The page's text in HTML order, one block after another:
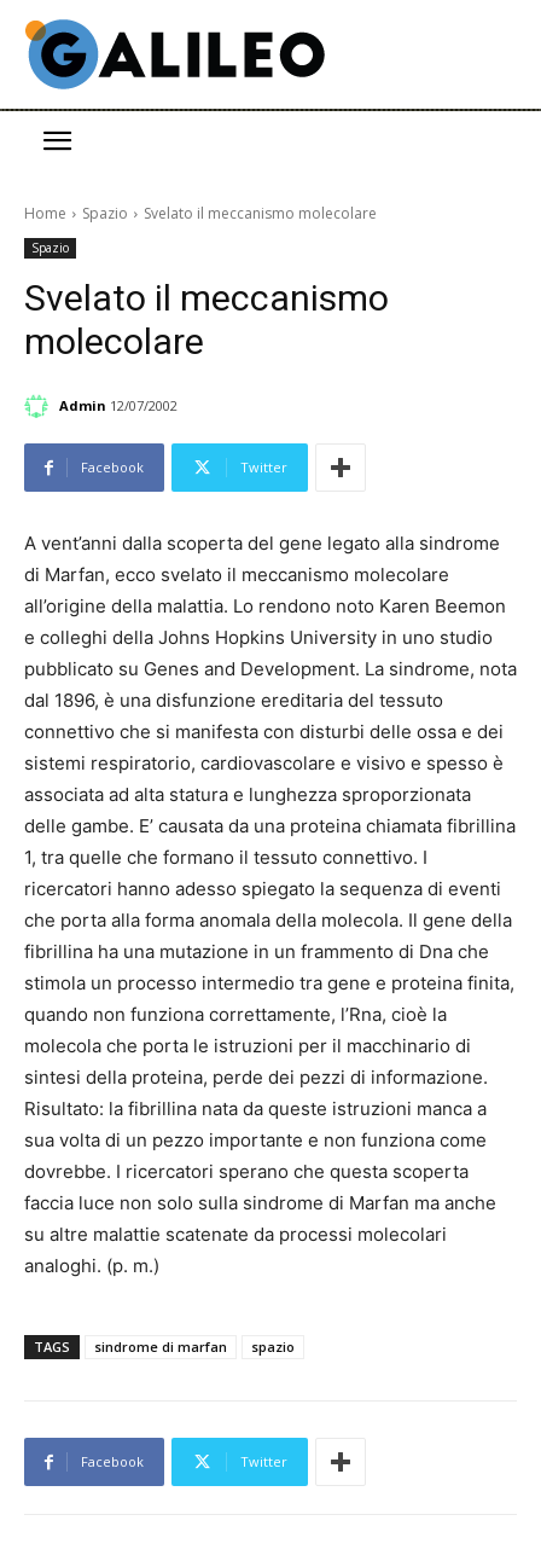
Home Spazio Svelato il meccanismo molecolare
Spazio
Svelato il meccanismo
molecolare
Admin 12/07/2002
Facebook Twitter
A vent’anni dalla scoperta del gene legato alla sindrome
di Marfan, ecco svelato il meccanismo molecolare
all’origine della malattia. Lo rendono noto Karen Beemon
e colleghi della Johns Hopkins University in uno studio
pubblicato su Genes and Development. La sindrome, nota
dal 1896, è una disfunzione ereditaria del tessuto
connettivo che si manifesta con disturbi delle ossa e dei
sistemi respiratorio, cardiovascolare e visivo e spesso è
associata ad alta statura e lunghezza sproporzionata
delle gambe. E’ causata da una proteina chiamata fibrillina
1, tra quelle che formano il tessuto connettivo. I
ricercatori hanno adesso spiegato la sequenza di eventi
che porta alla forma anomala della molecola. Il gene della
fibrillina ha una mutazione in un frammento di Dna che
stimola un processo intermedio tra gene e proteina finita,
quando non funziona correttamente, l’Rna, cioè la
molecola che porta le istruzioni per il macchinario di
sintesi della proteina, perde dei pezzi di informazione.
Risultato: la fibrillina nata da queste istruzioni manca a
sua volta di un pezzo importante e non funziona come
dovrebbe. I ricercatori sperano che questa scoperta
faccia luce non solo sulla sindrome di Marfan ma anche
su altre malattie scatenate da processi molecolari
analoghi. (p. m.)
TAGS sindrome di marfan spazio
Facebook Twitter